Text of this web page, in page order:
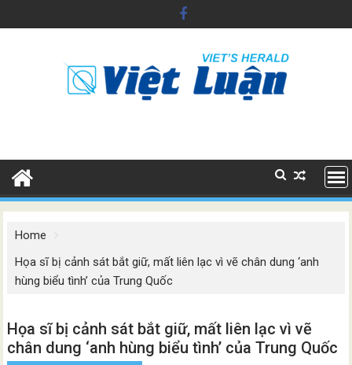
to
Home
Họa sĩ bị cảnh sát bắt giữ, mất liên lạc vì vẽ chân dung ‘anh
hùng biểu tình’ của Trung Quốc
Họa sĩ bị cảnh sát bắt giữ, mất liên lạc vì vẽ
chân dung ‘anh hùng biểu tình’ của Trung Quốc